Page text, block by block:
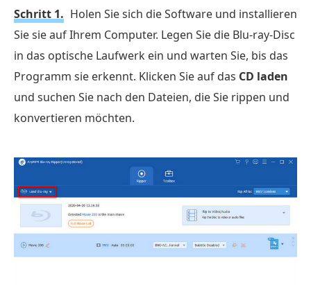
Schritt 1. Holen Sie sich die Software und installieren
Sie sie auf Ihrem Computer. Legen Sie die Blu-ray-Disc
in das optische Laufwerk ein und warten Sie, bis das
Programm sie erkennt. Klicken Sie auf das CD laden
und suchen Sie nach den Dateien, die Sie rippen und
konvertieren möchten.